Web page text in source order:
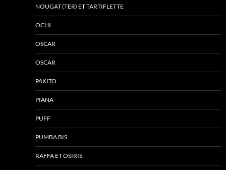
NOUGAT (TER) ET TARTIFLETTE
OCHI
OSCAR
OSCAR
PAKITO
PIANA
PUFF
PUMBA BIS
RAFFA ET OSIRIS